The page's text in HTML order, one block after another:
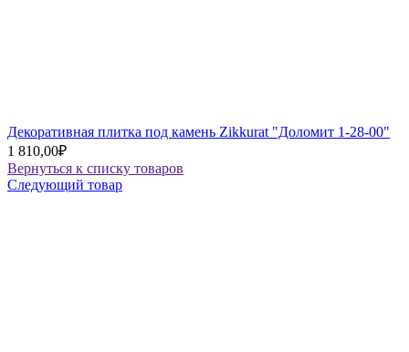
Декоративная плитка под камень Zikkurat "Доломит 1-28-00"
1 810,00₽
Вернуться к списку товаров
Следующий товар